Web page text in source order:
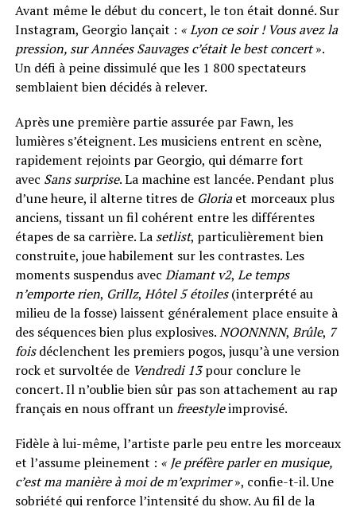
Avant même le début du concert, le ton était donné. Sur
Instagram, Georgio lançait : « Lyon ce soir ! Vous avez la
pression, sur Années Sauvages c’était le best concert».
Un défi à peine dissimulé que les 1 800 spectateurs
semblaient bien décidés à relever.
Après une première partie assurée par Fawn, les
lumières s’éteignent. Les musiciens entrent en scène,
rapidement rejoints par Georgio, qui démarre fort
avec Sans surprise. La machine est lancée. Pendant plus
d’une heure, il alterne titres de Gloriaet morceaux plus
anciens, tissant un fil cohérent entre les différentes
étapes de sa carrière. La setlist, particulièrement bien
construite, joue habilement sur les contrastes. Les
moments suspendus avec Diamant v2, Le temps
n’emporte rien, Grillz, Hôtel 5 étoiles(interprété au
milieu de la fosse) laissent généralement place ensuite à
des séquences bien plus explosives.NOONNNN, Brûle, 7
foisdéclenchent les premiers pogos, jusqu’à une version
rock et survoltée de Vendredi 13pour conclure le
concert. Il n’oublie bien sûr pas son attachement au rap
français en nous offrant unfreestyleimprovisé.
Fidèle à lui-même, l’artiste parle peu entre les morceaux
et l’assume pleinement : « Je préfère parler en musique,
c’est ma manière à moi de m’exprimer», confie-t-il. Une
sobriété qui renforce l’intensité du show. Au fil de la